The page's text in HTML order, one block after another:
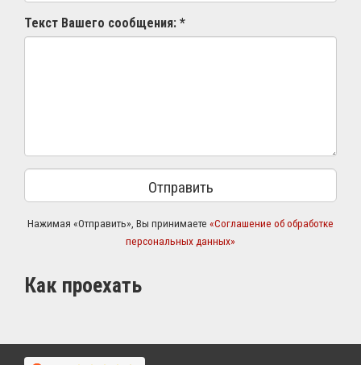
Текст Вашего сообщения: *
Нажимая «Отправить», Вы принимаете «Соглашение об обработке
персональных данных»
Как проехать